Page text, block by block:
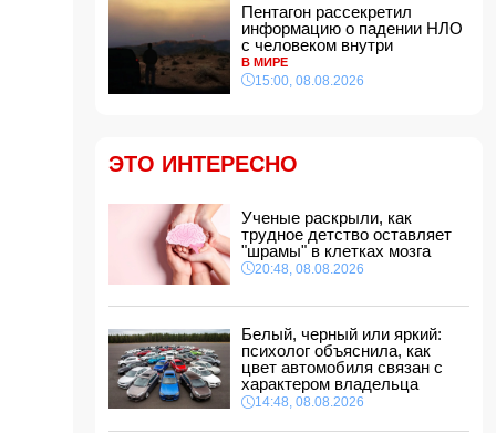
Зеленский встретился с Вучичем
14:40, 08.08.2026
В Азербайджане ожидается жара до 41
градуса — объявлено предупреждение
14:34, 08.08.2026
участием несовершеннолетней
Найдено тело утонувшего в море 16-летнего
юноши
14:14, 08.08.2026
ФИФА выступила с заявлением на фоне
ВС РФ взяли под контроль Ивановку в
Харьковской области
14:04, 08.08.2026
Пентагон рассекретил
информацию о падении НЛО
с человеком внутри
В МИРЕ
15:00, 08.08.2026
ЭТО ИНТЕРЕСНО
Ученые раскрыли, как
трудное детство оставляет
"шрамы" в клетках мозга
20:48, 08.08.2026
Белый, черный или яркий:
психолог объяснила, как
цвет автомобиля связан с
характером владельца
14:48, 08.08.2026